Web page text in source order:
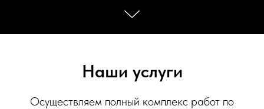
Наши услуги
Осуществляем полный комплекс работ по